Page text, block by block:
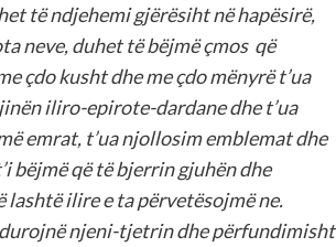
të ndjehemi gjërësiht në hapësirë,
neve, duhet të bëjmë çmos që
çdo kusht dhe me çdo mënyrë t’ua
iliro-epirote-dardane dhe t’ua
emrat, t’ua njollosim emblemat dhe
bëjmë që të bjerrin gjuhën dhe
lashtë ilire e ta përvetësojmë ne.
durojnë njeni-tjetrin dhe përfundimisht